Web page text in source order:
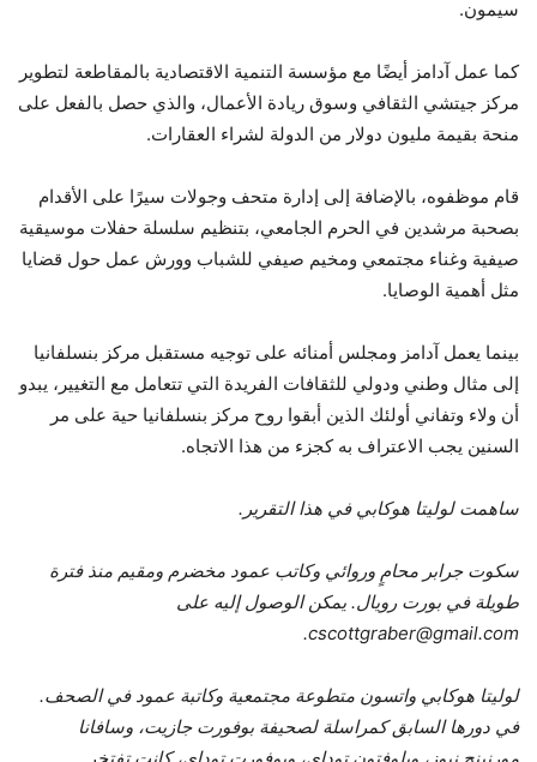
سيمون.
كما عمل آدامز أيضًا مع مؤسسة التنمية الاقتصادية بالمقاطعة لتطوير
مركز جيتشي الثقافي وسوق ريادة الأعمال، والذي حصل بالفعل على
منحة بقيمة مليون دولار من الدولة لشراء العقارات.
قام موظفوه، بالإضافة إلى إدارة متحف وجولات سيرًا على الأقدام
بصحبة مرشدين في الحرم الجامعي، بتنظيم سلسلة حفلات موسيقية
صيفية وغناء مجتمعي ومخيم صيفي للشباب وورش عمل حول قضايا
مثل أهمية الوصايا.
بينما يعمل آدامز ومجلس أمنائه على توجيه مستقبل مركز بنسلفانيا
إلى مثال وطني ودولي للثقافات الفريدة التي تتعامل مع التغيير، يبدو
أن ولاء وتفاني أولئك الذين أبقوا روح مركز بنسلفانيا حية على مر
السنين يجب الاعتراف به كجزء من هذا الاتجاه.
ساهمت لوليتا هوكابي في هذا التقرير.
سكوت جرابر محامٍ وروائي وكاتب عمود مخضرم ومقيم منذ فترة
طويلة في بورت رويال. يمكن الوصول إليه على
cscottgraber@gmail.com.
لوليتا هوكابي واتسون متطوعة مجتمعية وكاتبة عمود في الصحف.
في دورها السابق كمراسلة لصحيفة بوفورت جازيت، وسافانا